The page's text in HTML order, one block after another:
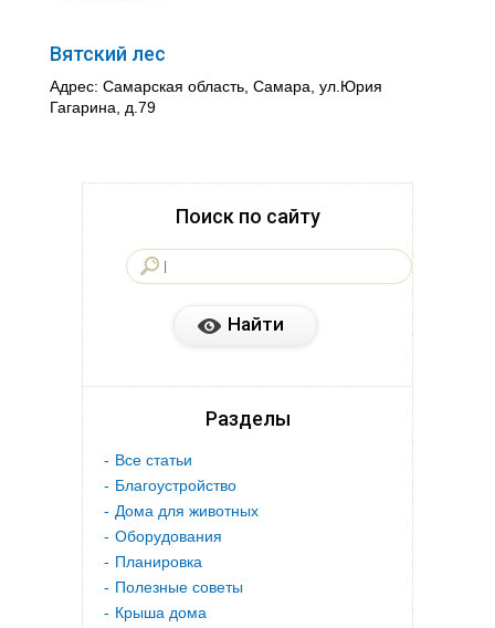
Вятский лес
Адрес: Самарская область, Самара, ул.Юрия
Гагарина, д.79
Поиск по сайту
Разделы
Все статьи
Благоустройство
Дома для животных
Оборудования
Планировка
Полезные советы
Крыша дома